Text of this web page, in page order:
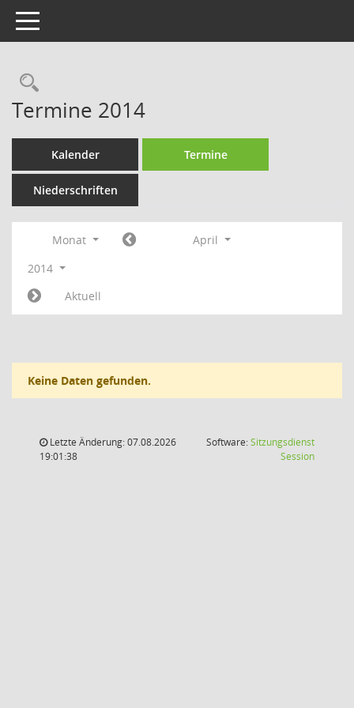
Toggle navigation
Rechercheauswahl
Termine 2014
Kalender Termine
Niederschriften
Monat
April
2014
Aktuell
Keine Daten gefunden.
Letzte Änderung: 07.08.2026
19:01:38
Software:Sitzungsdienst
Session(Wird in